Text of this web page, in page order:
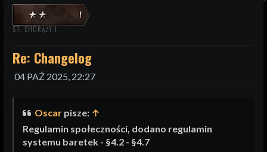
ST. CHORĄŻY I
Re: Changelog
04 PAŹ 2025, 22:27
Oscar pisze: ↑
Regulamin społeczności, dodano regulamin
systemu baretek - §4.2 - §4.7